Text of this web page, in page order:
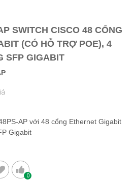
SWITCH CISCO 48 CỔNG
(CÓ HỖ TRỢ POE), 4
SFP GIGABIT
AP với 48 cổng Ethernet Gigabit
Gigabit
0